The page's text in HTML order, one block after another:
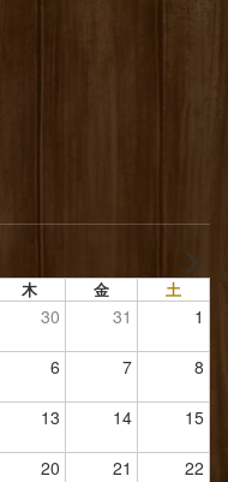
木 金 土
30 31 1
6 7 8
13 14 15
20 21 22